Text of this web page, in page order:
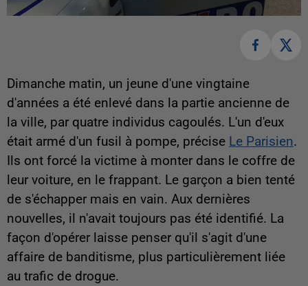
Dimanche matin, un jeune d'une vingtaine
d'années a été enlevé dans la partie ancienne de
la ville, par quatre individus cagoulés. L'un d'eux
était armé d'un fusil à pompe, précise Le Parisien.
Ils ont forcé la victime à monter dans le coffre de
leur voiture, en le frappant. Le garçon a bien tenté
de s'échapper mais en vain. Aux dernières
nouvelles, il n'avait toujours pas été identifié. La
façon d'opérer laisse penser qu'il s'agit d'une
affaire de banditisme, plus particulièrement liée
au trafic de drogue.